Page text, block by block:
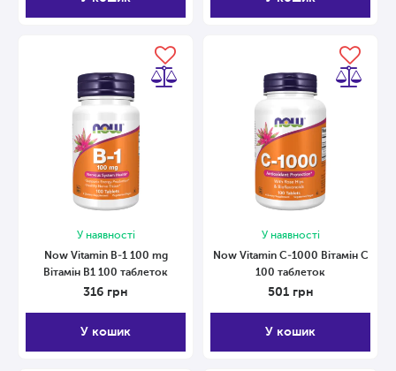
У наявності
Now Vitamin B-1 100 mg
Вітамін В1 100 таблеток
316 грн
У кошик
У наявності
Now Vitamin C-1000 Вітамін С
100 таблеток
501 грн
У кошик